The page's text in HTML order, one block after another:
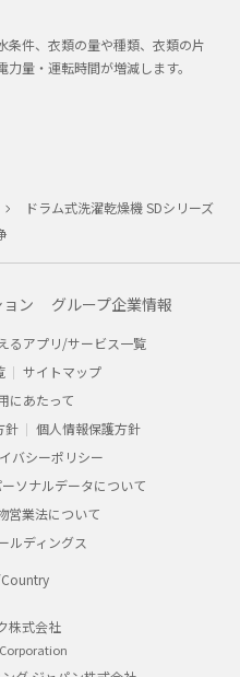
条件、衣類の量や種類、衣類の片
量・運転時間が増減します。
ドラム式洗濯乾燥機 SDシリーズ
ン グループ企業情報
るアプリ/サービス一覧
サイトマップ
にあたって
針
個人情報保護方針
バシーポリシー
ソナルデータについて
営業法について
ルディングス
株式会社